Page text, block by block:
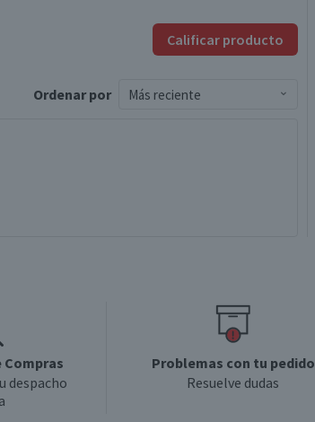
Calificar producto
Ordenar por Más reciente
despacho
Problemas con tu pedido
Resuelve dudas